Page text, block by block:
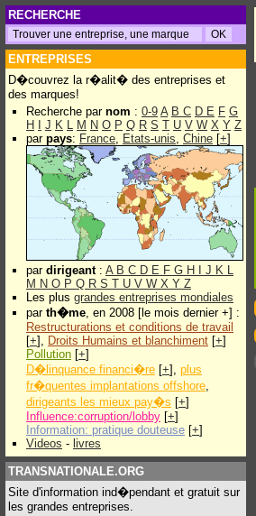
RECHERCHE
ENTREPRISES
D�couvrez la r�alit� des entreprises et
des marques!
Recherche par nom : 0-9 A B C D E F G
H
J K L M N O P Q R S T U V W X Y Z
par pays: France, Etats-unis, Chine [+]
par dirigeant: A B C D E F G H J K L
M N O P Q R S T U V W X Y Z
Les plus grandes entreprises mondiales
par th�me, en 2008 [le mois dernier +] :
Restructurations et conditions de travail
[+], Droits Humains et blanchiment [+]
Pollution [+]
D�linquance financi�re [+], plus
fr�quentes implantations offshore,
dirigeants les mieux pay�s [+]
Influence:corruption/lobby [+]
Information: pratique douteuse [+]
Videos - livres
TRANSNATIONALE.ORG
Site d'information ind�pendant et gratuit sur
les grandes entreprises.